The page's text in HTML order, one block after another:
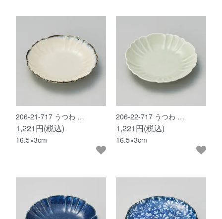
206-21-717 うつわ …
1,221円(税込)
16.5×3cm
206-22-717 うつわ …
1,221円(税込)
16.5×3cm